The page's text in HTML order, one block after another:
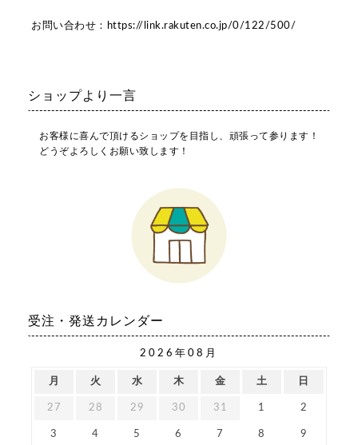
お問い合わせ： https://link.rakuten.co.jp/0/122/500/
ショップより一言
お客様に喜んで頂けるショップを目指し、頑張って参ります！
どうぞよろしくお願い致します！
受注・発送カレンダー
2026年08月
月 火 水 木 金 土 日
27 28 29 30 31 1 2
3 4 5 6 7 8 9